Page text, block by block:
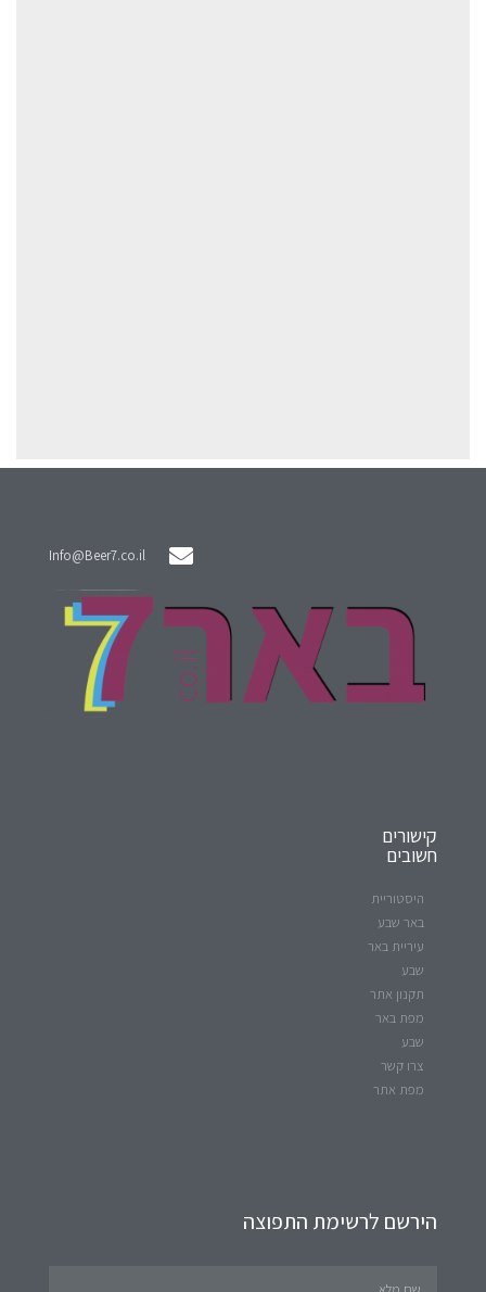
Info@Beer7.co.il
קישורים
חשובים
היסטוריית
באר שבע
עיריית באר
שבע
תקנון אתר
מפת באר
שבע
צרו קשר
מפת אתר
הירשם לרשימת התפוצה